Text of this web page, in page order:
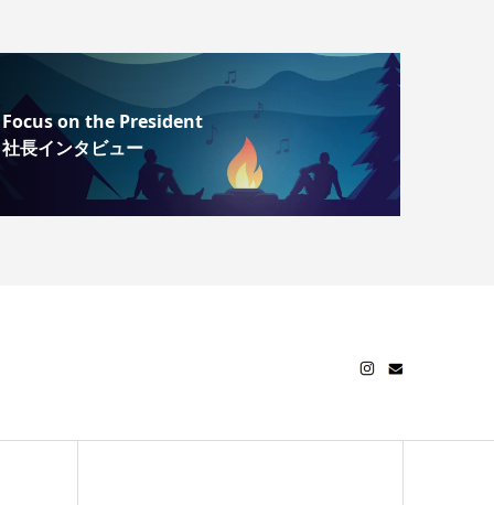
Focus on the President
社長インタビュー